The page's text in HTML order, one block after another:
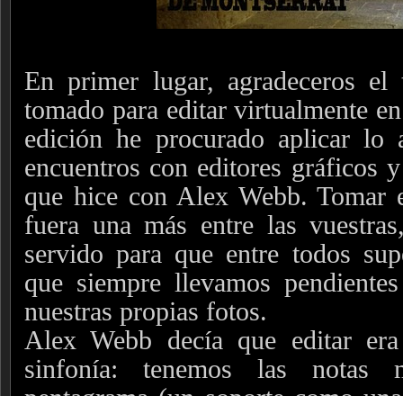
En primer lugar, agradeceros
tomado para editar virtualmente
edición he procurado aplicar lo
encuentros con editores gráficos
que hice con Alex Webb. Tomar
fuera una más entre las
servido para que entre todos
que siempre llevamos
nuestras propias fotos.
Alex Webb decía que editar
sinfonía: tenemos las notas